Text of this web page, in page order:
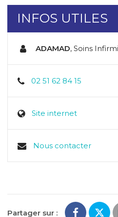
INFOS UTILES
ADAMAD,Soins
02 51 62 84 15
Site internet
Nous contacter
Partager sur :